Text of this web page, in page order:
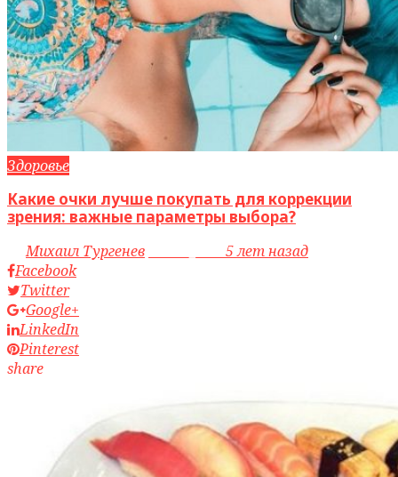
Здоровье
Какие очки лучше покупать для коррекции
зрения: важные параметры выбора?
byМихаил Тургенев
5 лет назад
Facebook
Twitter
Google+
LinkedIn
Pinterest
share